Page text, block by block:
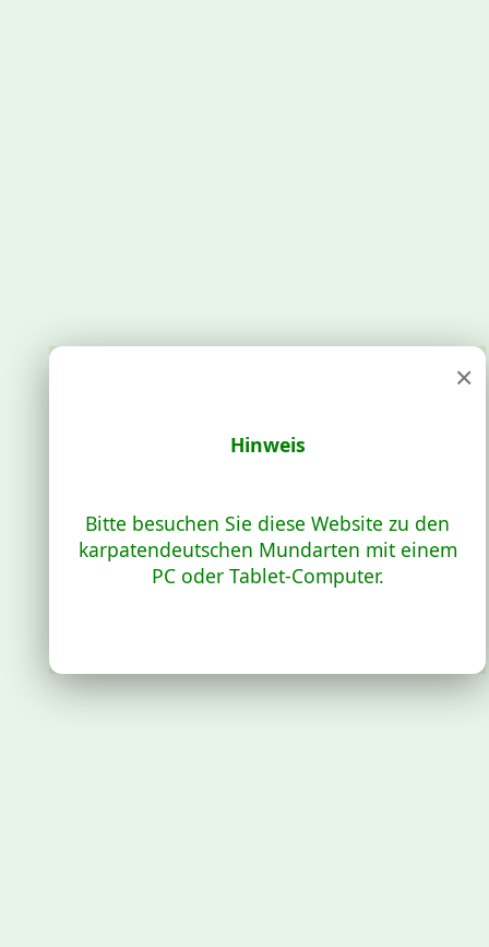
×
Hinweis
Bitte besuchen Sie diese Website zu den
karpatendeutschen Mundarten mit einem
PC oder Tablet-Computer.